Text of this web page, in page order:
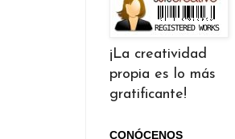
¡La creatividad
propia es lo más
gratificante!
CONÓCENOS